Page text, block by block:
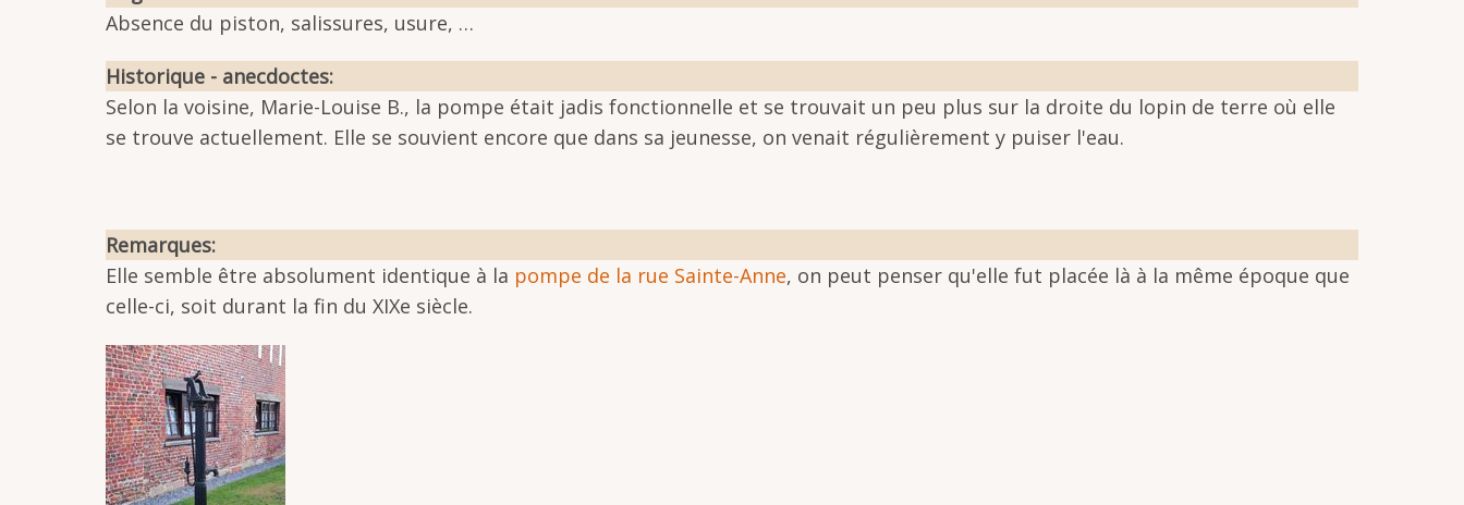
Absence du piston, salissures, usure, …
Historique - anecdoctes
Selon la voisine, Marie-Louise B., la pompe était jadis fonctionnelle et se trouvait un peu plus sur la droite du lopin de terre où elle
se trouve actuellement. Elle se souvient encore que dans sa jeunesse, on venait régulièrement y puiser l'eau.
Remarques
Elle semble être absolument identique à la pompe de la rue Sainte-Anne, on peut penser qu'elle fut placée là à la même époque que
celle-ci, soit durant la fin du XIXe siècle.
Image